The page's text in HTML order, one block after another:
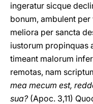
ingeratur sicque
bonum, ambulent per
meliora per sancta
iustorum propinquas
timeant malorum
remotas, nam
mea mecum est,
sua? (Apoc. 3,11)